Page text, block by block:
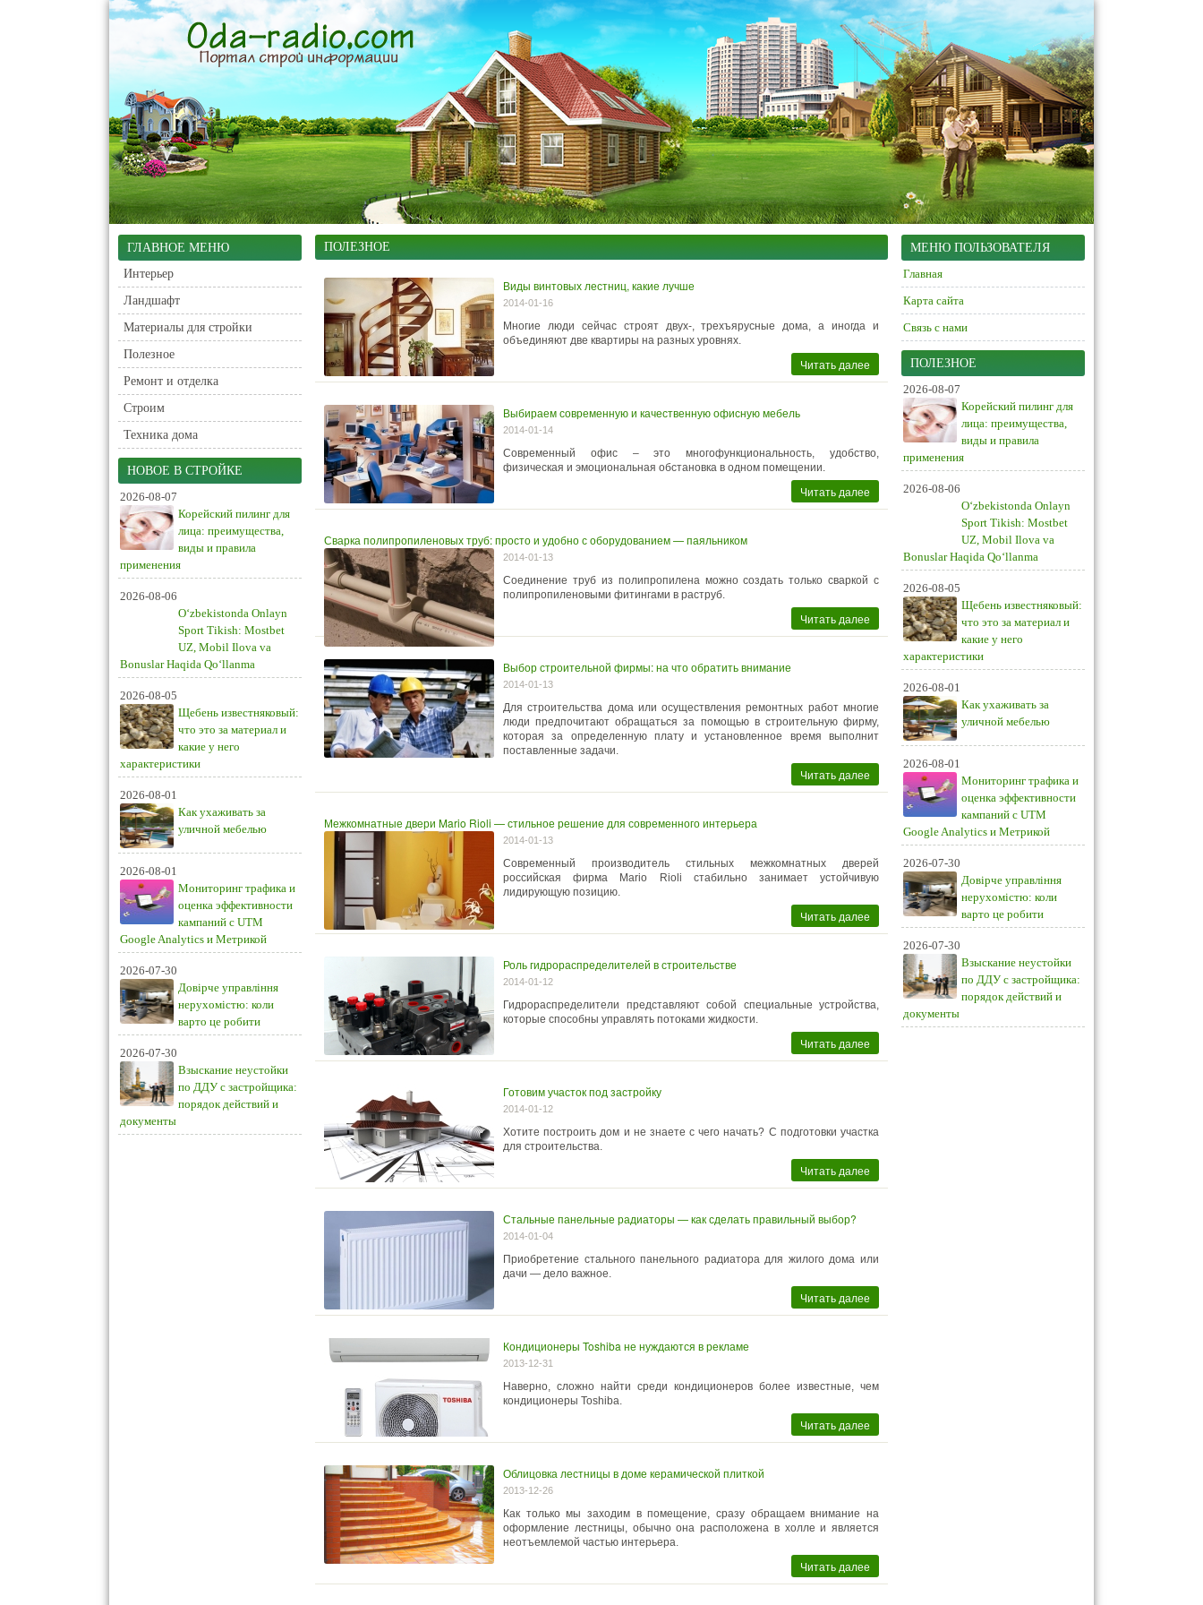
ГЛАВНОЕ МЕНЮ
Интерьер
Ландшафт
Материалы для стройки
Полезное
Ремонт и отделка
Строим
Техника дома
НОВОЕ В СТРОЙКЕ
2026-08-07
Корейский пилинг для
лица: преимущества,
виды и правила
применения
2026-08-06
O‘zbekistonda Onlayn
Sport Tikish: Mostbet
UZ, Mobil Ilova va
Bonuslar Haqida Qo‘llanma
2026-08-05
Щебень известняковый:
что это за материал и
какие у него
характеристики
2026-08-01
Как ухаживать за
уличной мебелью
2026-08-01
Мониторинг трафика и
оценка эффективности
кампаний с UTM
Google Analytics и Метрикой
2026-07-30
Довірче управління
нерухомістю: коли
варто це робити
2026-07-30
Взыскание неустойки
по ДДУ с застройщика:
порядок действий и
документы
ПОЛЕЗНОЕ
Виды винтовых лестниц, какие лучше
2014-01-16
Многие люди сейчас строят двух-, трехъярусные дома, а иногда и
объединяют две квартиры на разных уровнях.
Читать далее
Выбираем современную и качественную офисную мебель
2014-01-14
Современный офис – это многофункциональность, удобство,
физическая и эмоциональная обстановка в одном помещении.
Читать далее
Сварка полипропиленовых труб: просто и удобно с оборудованием — паяльником
2014-01-13
Соединение труб из полипропилена можно создать только сваркой с
полипропиленовыми фитингами в раструб.
Читать далее
Выбор строительной фирмы: на что обратить внимание
2014-01-13
Для строительства дома или осуществления ремонтных работ многие
люди предпочитают обращаться за помощью в строительную фирму,
которая за определенную плату и установленное время выполнит
поставленные задачи.
Читать далее
Межкомнатные двери Mario Rioli — стильное решение для современного интерьера
2014-01-13
Современный производитель стильных межкомнатных дверей
российская фирма Mario Rioli стабильно занимает устойчивую
лидирующую позицию.
Читать далее
Роль гидрораспределителей в строительстве
2014-01-12
Гидрораспределители представляют собой специальные устройства,
которые способны управлять потоками жидкости.
Читать далее
Готовим участок под застройку
2014-01-12
Хотите построить дом и не знаете с чего начать? С подготовки участка
для строительства.
Читать далее
Стальные панельные радиаторы — как сделать правильный выбор?
2014-01-04
Приобретение стального панельного радиатора для жилого дома или
дачи — дело важное.
Читать далее
Кондиционеры Toshiba не нуждаются в рекламе
2013-12-31
Наверно, сложно найти среди кондиционеров более известные, чем
кондиционеры Toshiba.
Читать далее
Облицовка лестницы в доме керамической плиткой
2013-12-26
Как только мы заходим в помещение, сразу обращаем внимание на
оформление лестницы, обычно она расположена в холле и является
неотъемлемой частью интерьера.
Читать далее
МЕНЮ ПОЛЬЗОВАТЕЛЯ
Главная
Карта сайта
Связь с нами
ПОЛЕЗНОЕ
2026-08-07
Корейский пилинг для
лица: преимущества,
виды и правила
применения
2026-08-06
O‘zbekistonda Onlayn
Sport Tikish: Mostbet
UZ, Mobil Ilova va
Bonuslar Haqida Qo‘llanma
2026-08-05
Щебень известняковый:
что это за материал и
какие у него
характеристики
2026-08-01
Как ухаживать за
уличной мебелью
2026-08-01
Мониторинг трафика и
оценка эффективности
кампаний с UTM
Google Analytics и Метрикой
2026-07-30
Довірче управління
нерухомістю: коли
варто це робити
2026-07-30
Взыскание неустойки
по ДДУ с застройщика:
порядок действий и
документы